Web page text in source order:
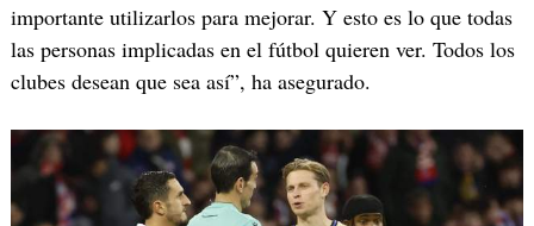
importante utilizarlos para mejorar. Y esto es lo que todas
las personas implicadas en el fútbol quieren ver. Todos los
clubes desean que sea así”, ha asegurado.